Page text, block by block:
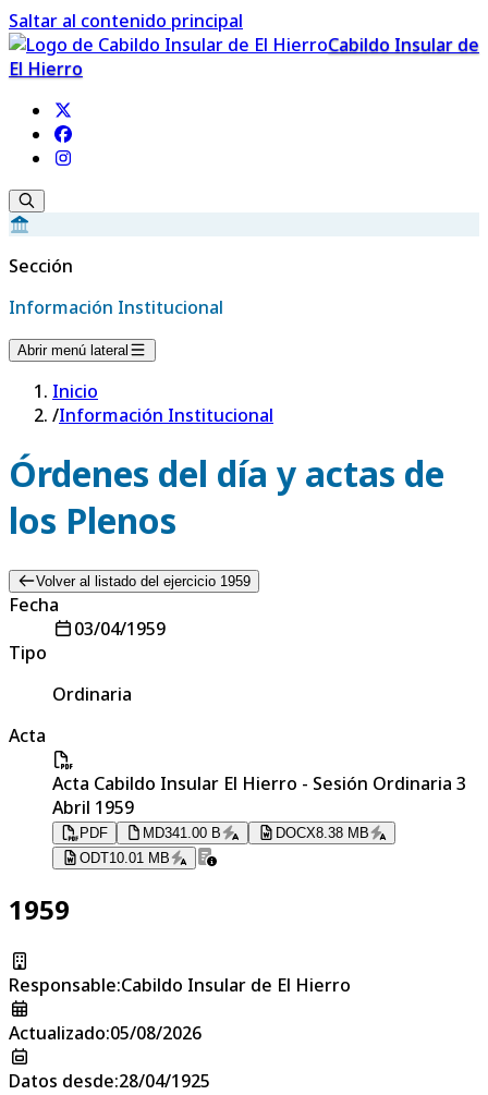
Saltar al contenido principal
Cabildo Insular de
El Hierro
Sección
Información Institucional
Abrir menú lateral
Inicio
/Información Institucional
Órdenes del día y actas de
los Plenos
Volver al listado del ejercicio 1959
Fecha
03/04/1959
Tipo
Ordinaria
Acta
Acta Cabildo Insular El Hierro - Sesión Ordinaria 3
Abril 1959
PDF MD341.00 B DOCX8.38 MB
ODT10.01 MB
1959
Responsable:Cabildo Insular de El Hierro
Actualizado:05/08/2026
Datos desde:28/04/1925